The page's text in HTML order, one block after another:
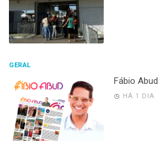
GERAL
Fábio Abud
HÁ 1 DIA